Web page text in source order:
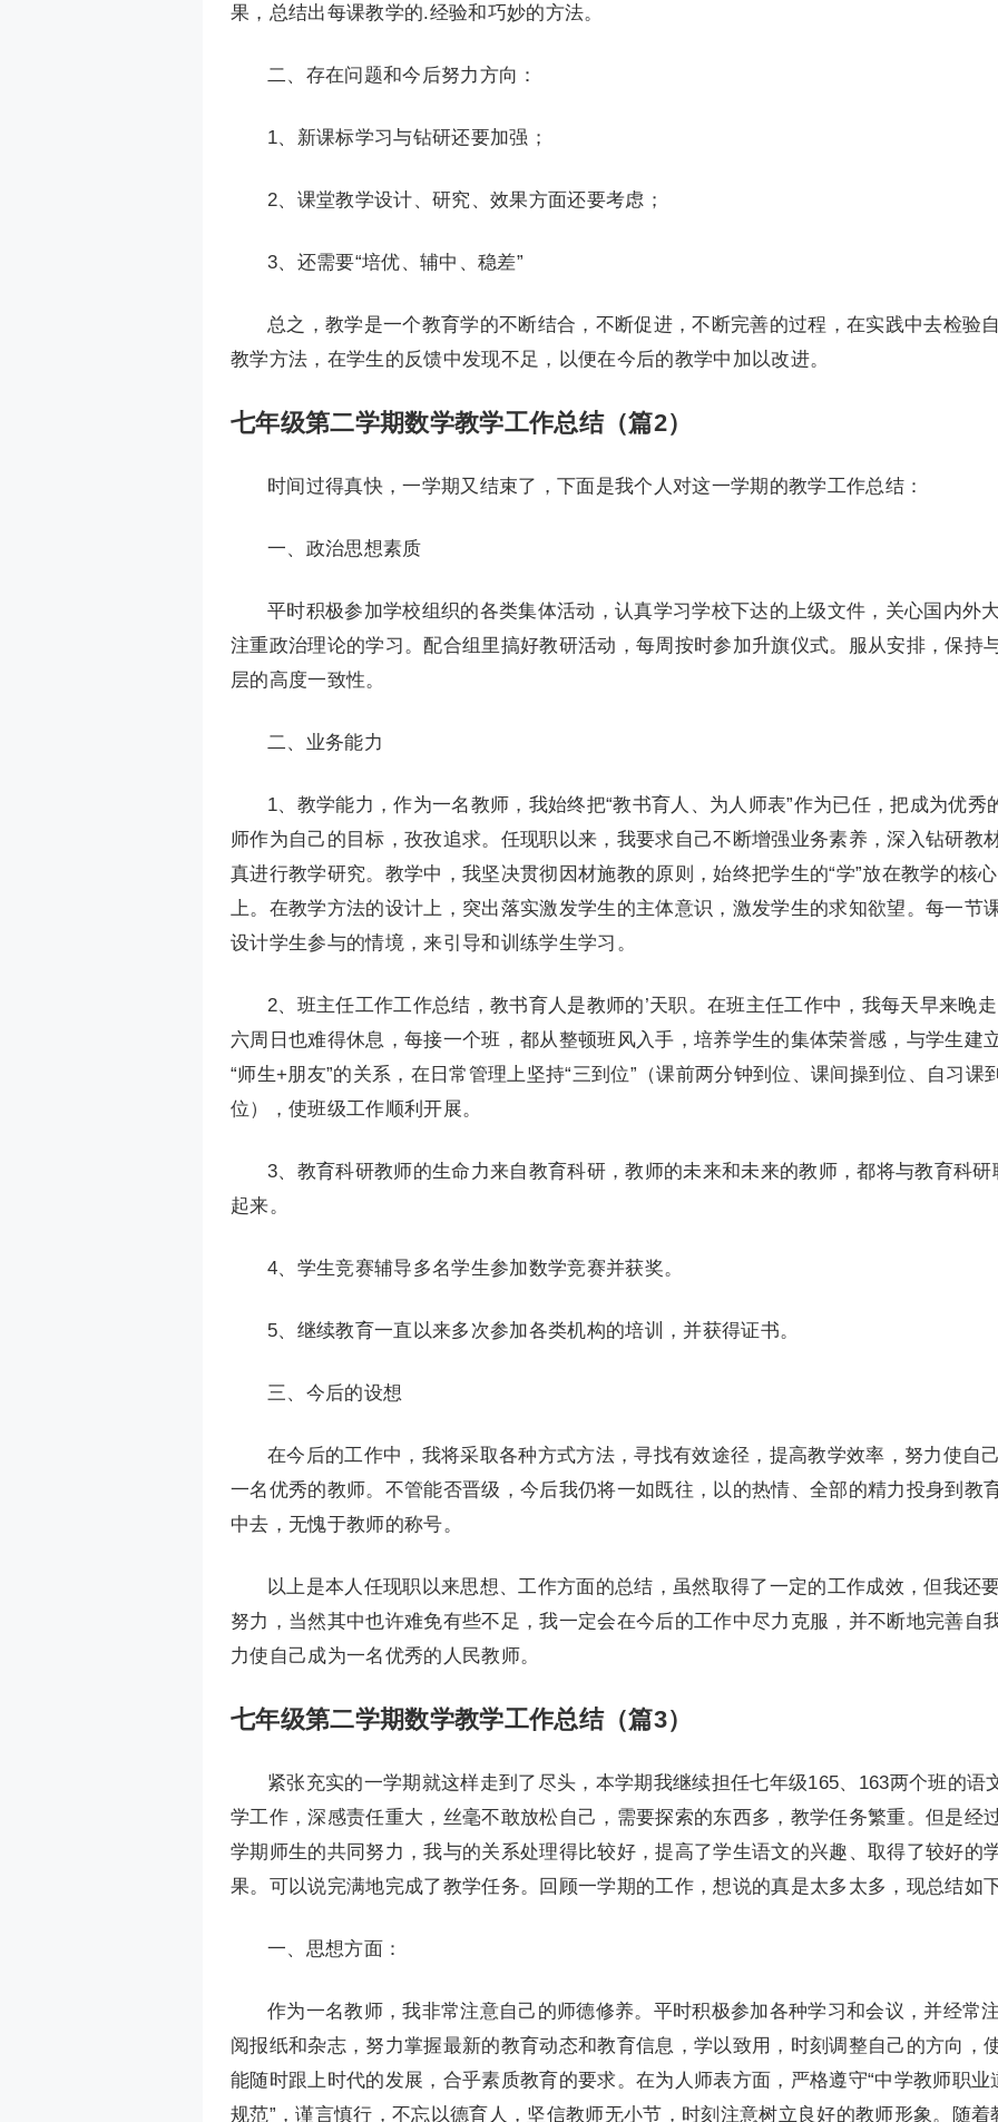
果，总结出每课教学的.经验和巧妙的方法。
二、存在问题和今后努力方向：
1、新课标学习与钻研还要加强；
2、课堂教学设计、研究、效果方面还要考虑；
3、还需要“培优、辅中、稳差”
总之，教学是一个教育学的不断结合，不断促进，不断完善的过程，在实践中去检验
教学方法，在学生的反馈中发现不足，以便在今后的教学中加以改进。
七年级第二学期数学教学工作总结（篇2）
时间过得真快，一学期又结束了，下面是我个人对这一学期的教学工作总结：
一、政治思想素质
平时积极参加学校组织的各类集体活动，认真学习学校下达的上级文件，关心国内外大
注重政治理论的学习。配合组里搞好教研活动，每周按时参加升旗仪式。服从安排，保持
层的高度一致性。
二、业务能力
1、教学能力，作为一名教师，我始终把“教书育人、为人师表”作为已任，把成为优秀
师作为自己的目标，孜孜追求。任现职以来，我要求自己不断增强业务素养，深入钻研教
真进行教学研究。教学中，我坚决贯彻因材施教的原则，始终把学生的“学”放在教学的核
上。在教学方法的设计上，突出落实激发学生的主体意识，激发学生的求知欲望。每一节
设计学生参与的情境，来引导和训练学生学习。
2、班主任工作工作总结，教书育人是教师的’天职。在班主任工作中，我每天早来晚走
六周日也难得休息，每接一个班，都从整顿班风入手，培养学生的集体荣誉感，与学生建
“师生+朋友”的关系，在日常管理上坚持“三到位”（课前两分钟到位、课间操到位、自习课到
位），使班级工作顺利开展。
3、教育科研教师的生命力来自教育科研，教师的未来和未来的教师，都将与教育科研
起来。
4、学生竞赛辅导多名学生参加数学竞赛并获奖。
5、继续教育一直以来多次参加各类机构的培训，并获得证书。
三、今后的设想
在今后的工作中，我将采取各种方式方法，寻找有效途径，提高教学效率，努力使自
一名优秀的教师。不管能否晋级，今后我仍将一如既往，以的热情、全部的精力投身到教
中去，无愧于教师的称号。
以上是本人任现职以来思想、工作方面的总结，虽然取得了一定的工作成效，但我还
努力，当然其中也许难免有些不足，我一定会在今后的工作中尽力克服，并不断地完善自
力使自己成为一名优秀的人民教师。
七年级第二学期数学教学工作总结（篇3）
紧张充实的一学期就这样走到了尽头，本学期我继续担任七年级165、163两个班的语
学工作，深感责任重大，丝毫不敢放松自己，需要探索的东西多，教学任务繁重。但是经
学期师生的共同努力，我与的关系处理得比较好，提高了学生语文的兴趣、取得了较好的
果。可以说完满地完成了教学任务。回顾一学期的工作，想说的真是太多太多，现总结如下
一、思想方面：
作为一名教师，我非常注意自己的师德修养。平时积极参加各种学习和会议，并经常
阅报纸和杂志，努力掌握最新的教育动态和教育信息，学以致用，时刻调整自己的方向，
能随时跟上时代的发展，合乎素质教育的要求。在为人师表方面，严格遵守“中学教师职业
规范”，谨言慎行，不忘以德育人，坚信教师无小节，时刻注意树立良好的教师形象。随着